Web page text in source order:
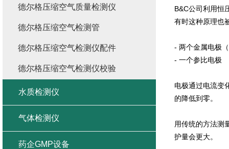
B&C公司利用恒
有时这种原理也
- 两个金属电极
- 一个参比电极
电极通过电流变
的降低到零。
用传统的方法测
护量会更大。
德尔格压缩空气质量检测仪
德尔格压缩空气检测管
德尔格压缩空气检测仪配件
德尔格压缩空气检测仪校验
水质检测仪
气体检测仪
药企GMP设备